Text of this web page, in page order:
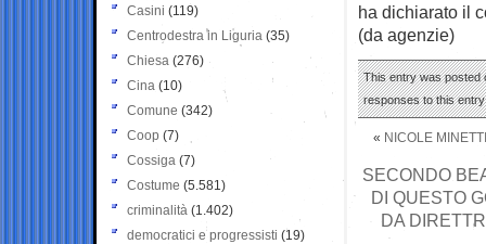
ha dichiarato il
(da agenzie)
This entry was posted
responses to this
« NICOLE
SECONDO
DI QUESTO
DA
Casini (119)
Centrodestra in Liguria (35)
Chiesa (276)
Cina (10)
Comune (342)
Coop (7)
Cossiga (7)
Costume (5.581)
criminalità (1.402)
democratici e progressisti (19)